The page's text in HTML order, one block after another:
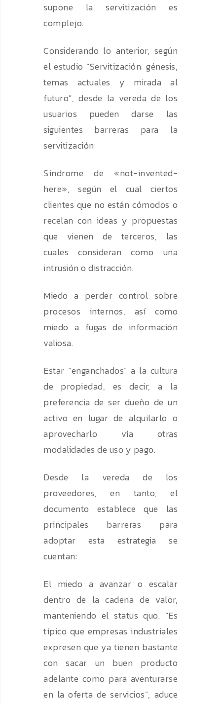
supone la servitización es
complejo.
Considerando lo anterior, según
el estudio “Servitización: génesis,
temas actuales y mirada al
futuro”, desde la vereda de los
usuarios pueden darse las
siguientes barreras para la
servitización:
Síndrome de «not-invented-
here», según el cual ciertos
clientes que no están cómodos o
recelan con ideas y propuestas
que vienen de terceros, las
cuales consideran como una
intrusión o distracción.
Miedo a perder control sobre
procesos internos, así como
miedo a fugas de información
valiosa.
Estar “enganchados” a la cultura
de propiedad, es decir, a la
preferencia de ser dueño de un
activo en lugar de alquilarlo o
aprovecharlo vía otras
modalidades de uso y pago.
Desde la vereda de los
proveedores, en tanto, el
documento establece que las
principales barreras para
adoptar esta estrategia se
cuentan:
El miedo a avanzar o escalar
dentro de la cadena de valor,
manteniendo el status quo. “Es
típico que empresas industriales
expresen que ya tienen bastante
con sacar un buen producto
adelante como para aventurarse
en la oferta de servicios”, aduce